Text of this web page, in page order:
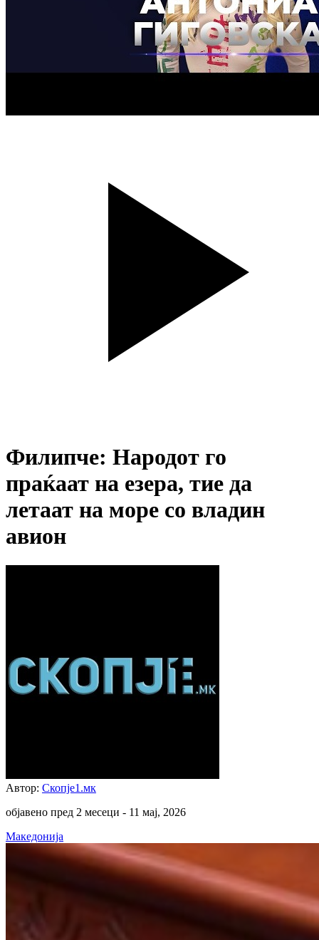
Филипче: Народот го
праќаат на езера, тие да
летаат на море со владин
авион
Автор: Скопје1.мк
објавено пред 2 месеци - 11 мај, 2026
Македонија